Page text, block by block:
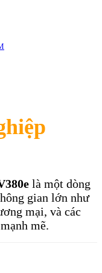
là một dòng
gian lớn như
mại, và các
mẽ.